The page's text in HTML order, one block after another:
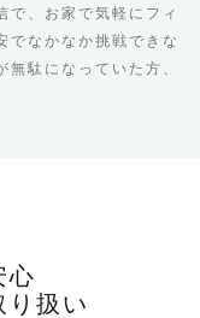
で、お家で気軽にフィ
でなかなか挑戦できな
駄になっていた方、
心
り扱い